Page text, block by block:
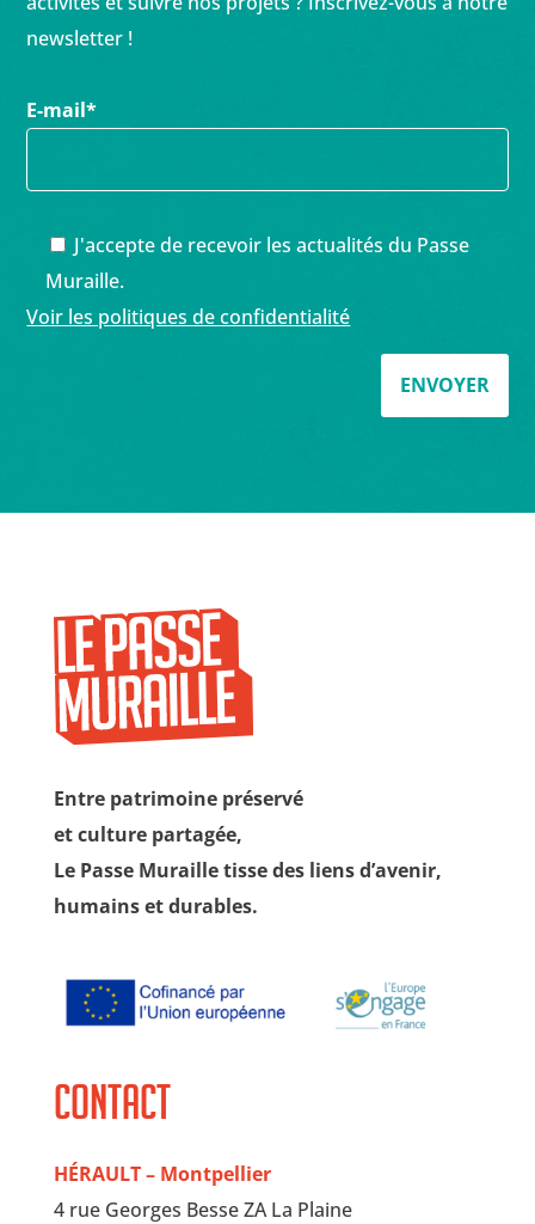
newsletter !
E-mail*
J'accepte de recevoir les actualités du Passe
Muraille.
Voir les politiques de confidentialité
ENVOYER
Entre patrimoine préservé
et culture partagée,
Le Passe Muraille tisse des liens d’avenir,
humains et durables.
Contact
HÉRAULT – Montpellier
4 rue Georges Besse ZA La Plaine